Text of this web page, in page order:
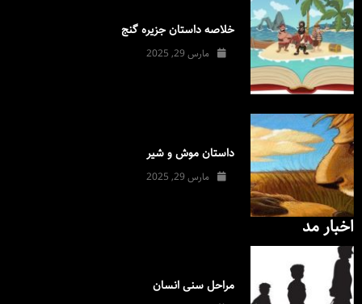
خلاصه داستان جزیره گنج
مارس 29, 2025
داستان موش و شیر
مارس 29, 2025
اخبار مد
مراحل سنی انسان